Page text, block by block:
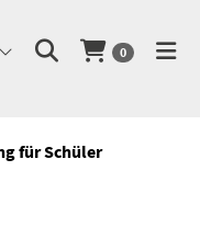
0
für Schüler